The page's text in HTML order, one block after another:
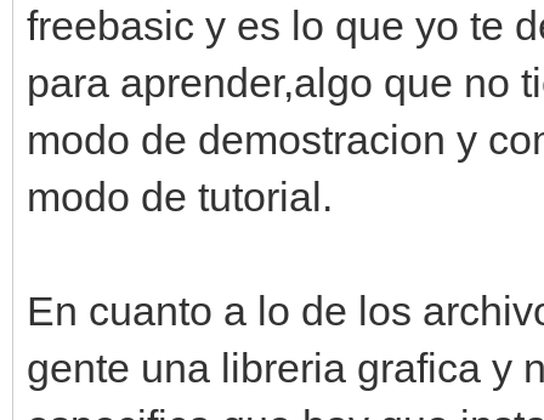
freebasic y es lo que yo te
para aprender,algo que no
modo de demostracion y
modo de tutorial.
En cuanto a lo de los
gente una libreria grafica y